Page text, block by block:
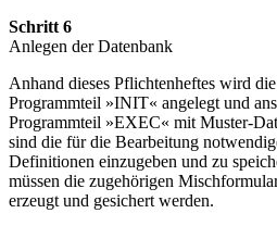
Schritt 6
Anlegen der Datenbank
Anhand dieses Pflichtenheftes wird
Programmteil »INIT« angelegt und
Programmteil »EXEC« mit Muster-
sind die für die Bearbeitung
Definitionen einzugeben und zu
müssen die zugehörigen
erzeugt und gesichert werden.